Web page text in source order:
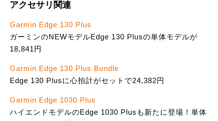
アクセサリ関連
Garmin Edge 130 Plus
ガーミンのNEWモデルEdge 130 Plusの単体モデルが
18,841円
Garmin Edge 130 Plus Bundle
Edge 130 Plusに心拍計がセットで24,382円
Garmin Edge 1030 Plus
ハイエンドモデルのEdge 1030 Plusも新たに登場！単体